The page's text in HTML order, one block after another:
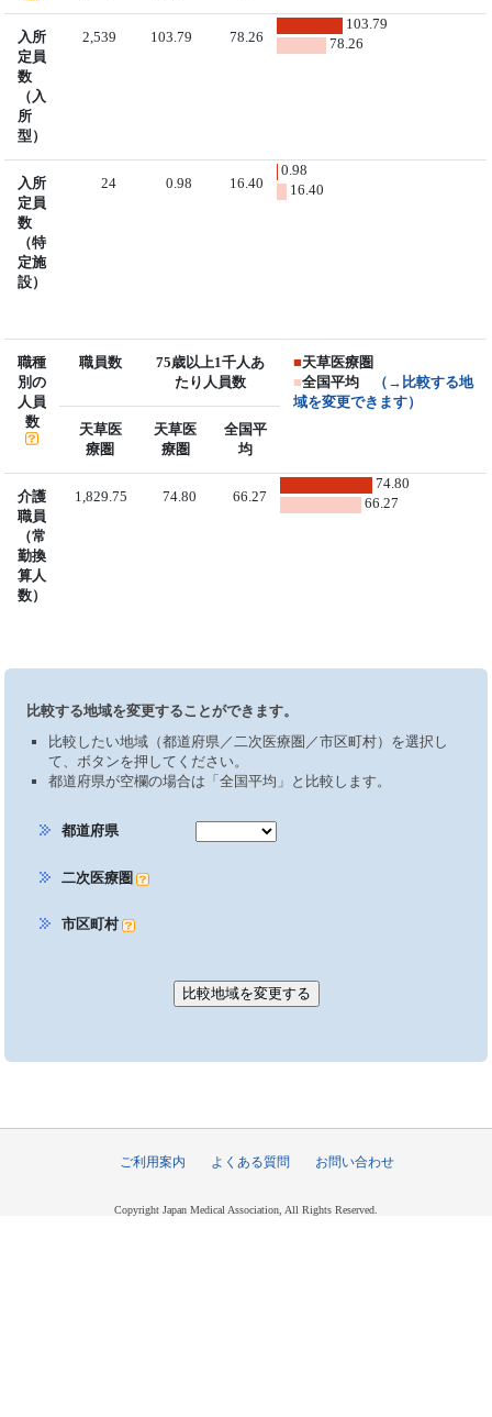
入所
定員
数
（入
所
型）
2,539 103.79 78.26
103.79
78.26
入所
定員
数
（特
定施
設）
24 0.98 16.40
0.98
16.40
職種
別の
人員
数
職員数
75歳以上1千人あ
たり人員数
■天草医療圏
■全国平均
（→比較する地
域を変更できます）
天草医
療圏
天草医
療圏
全国平
均
介護
職員
（常
勤換
算人
数）
1,829.75 74.80 66.27
74.80
66.27
比較する地域を変更することができます。
比較したい地域（都道府県／二次医療圏／市区町村）を選択し
て、ボタンを押してください。
都道府県が空欄の場合は「全国平均」と比較します。
都道府県
二次医療圏
市区町村
ご利用案内 よくある質問 お問い合わせ
Copyright Japan Medical Association, All Rights Reserved.